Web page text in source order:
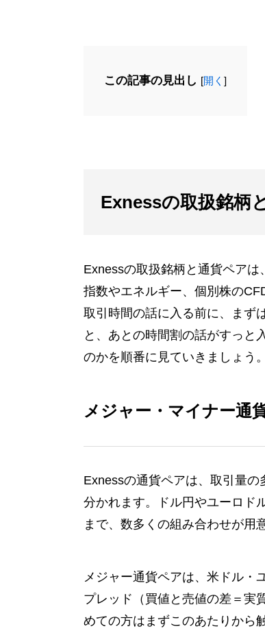
この記事の見出し [開く ]
Exnessの取扱銘柄
Exnessの取扱銘柄と通貨ペア
指数やエネルギー、個別株の
取引時間の話に入る前に、まず
と、あとの時間割の話がすっと
のかを順番に見ていきましょう。
メジャー・マイナー通
Exnessの通貨ペアは、取引量
分かれます。ドル円やユーロド
まで、数多くの組み合わせが用
メジャー通貨ペアは、米ドル・
プレッド（買値と売値の差＝実
めての方はまずこのあたりから